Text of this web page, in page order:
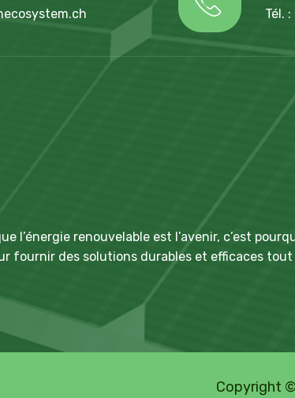
Tél.
l’énergie renouvelable est l’avenir, c’est
fournir des solutions durables et efficaces
Copyright ©